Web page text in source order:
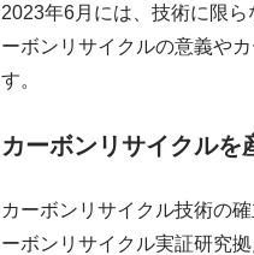
2023年6月には、技術に限
ーボンリサイクルの意義や
す。
カーボンリサイクルを
カーボンリサイクル技術の
ーボンリサイクル実証研究